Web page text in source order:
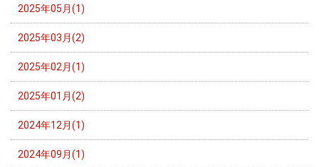
2025年05月(1)
2025年03月(2)
2025年02月(1)
2025年01月(2)
2024年12月(1)
2024年09月(1)